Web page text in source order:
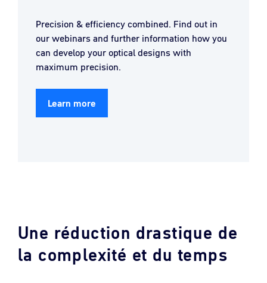
Precision & efficiency combined. Find out in
our webinars and further information how you
can develop your optical designs with
maximum precision.
Learn more
Une réduction drastique de
la complexité et du temps